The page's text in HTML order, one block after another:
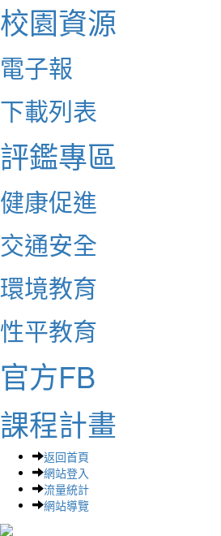
校園資源
電子報
下載列表
評鑑專區
健康促進
交通安全
環境教育
性平教育
官方FB
課程計畫
返回首頁
網站登入
流量統計
網站導覽